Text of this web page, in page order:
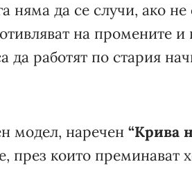
няма да се случи, ако
на промените и
да работят по стария
модел, наречен “Крива
през които преминават